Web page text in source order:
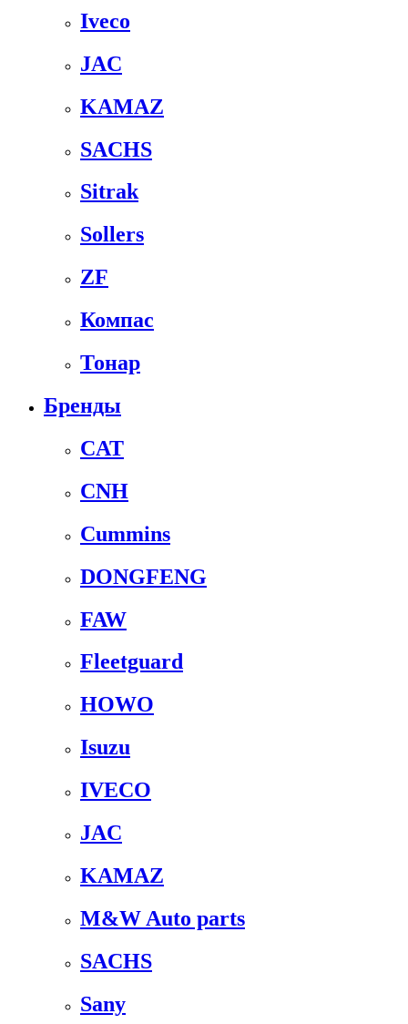
Iveco
JAC
KAMAZ
SACHS
Sitrak
Sollers
ZF
Компас
Тонар
Бренды
CAT
CNH
Cummins
DONGFENG
FAW
Fleetguard
HOWO
Isuzu
IVECO
JAC
KAMAZ
M&W Auto parts
SACHS
Sany